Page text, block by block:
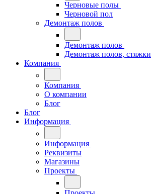
Черновые полы
Черновой пол
Демонтаж полов
Демонтаж полов
Демонтаж полов, стяжки
Компания
Компания
О компании
Блог
Блог
Информация
Информация
Реквизиты
Магазины
Проекты